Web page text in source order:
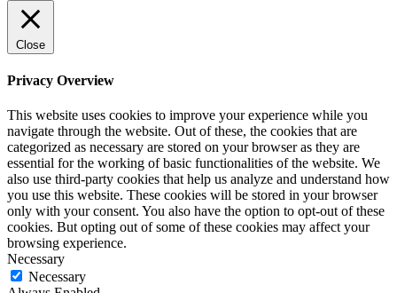
Close
Privacy Overview
This website uses cookies to improve your experience while you
navigate through the website. Out of these, the cookies that are
categorized as necessary are stored on your browser as they are
essential for the working of basic functionalities of the website. We
also use third-party cookies that help us analyze and understand how
you use this website. These cookies will be stored in your browser
only with your consent. You also have the option to opt-out of these
cookies. But opting out of some of these cookies may affect your
browsing experience.
Necessary
Necessary